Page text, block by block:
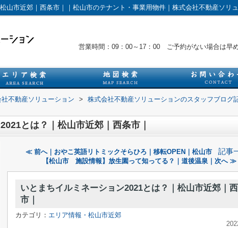
山市近郊｜西条市｜｜松山市のテナント・事業用物件｜株式会社不動産ソリ
営業時間：09：00～17：00 ご予約がない場合は早
不動産ソリューション > 株式会社不動産ソリューションのスタッフブログ
とは？｜松山市近郊｜西条市｜
≪ 前へ｜おやこ英語リトミックそらひろ｜移転OPEN｜松山市 記事
【松山市 施設情報】放生園って知ってる？｜道後温泉｜次へ ≫
いとまちイルミネーション2021とは？｜松山市近郊｜
市｜
カテゴリ： エリア情報・松山市近郊